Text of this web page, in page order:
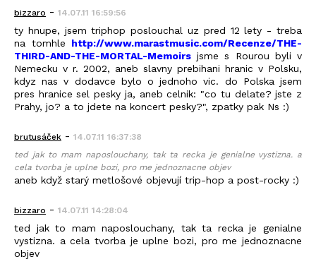
bizzaro - 14.07.11 16:59:56
ty hnupe, jsem triphop poslouchal uz pred 12 lety - treba
na tomhle http://www.marastmusic.com/Recenze/THE-
THIRD-AND-THE-MORTAL-Memoirs jsme s Rourou byli v
Nemecku v r. 2002, aneb slavny prebihani hranic v Polsku,
kdyz nas v dodavce bylo o jednoho vic. do Polska jsem
pres hranice sel pesky ja, aneb celnik: "co tu delate? jste z
Prahy, jo? a to jdete na koncert pesky?", zpatky pak Ns :)
brutusáček - 14.07.11 16:37:38
ted jak to mam naposlouchany, tak ta recka je genialne vystizna. a
cela tvorba je uplne bozi, pro me jednoznacne objev
aneb když starý metlošové objevují trip-hop a post-rocky :)
bizzaro - 14.07.11 14:28:04
ted jak to mam naposlouchany, tak ta recka je genialne
vystizna. a cela tvorba je uplne bozi, pro me jednoznacne
objev